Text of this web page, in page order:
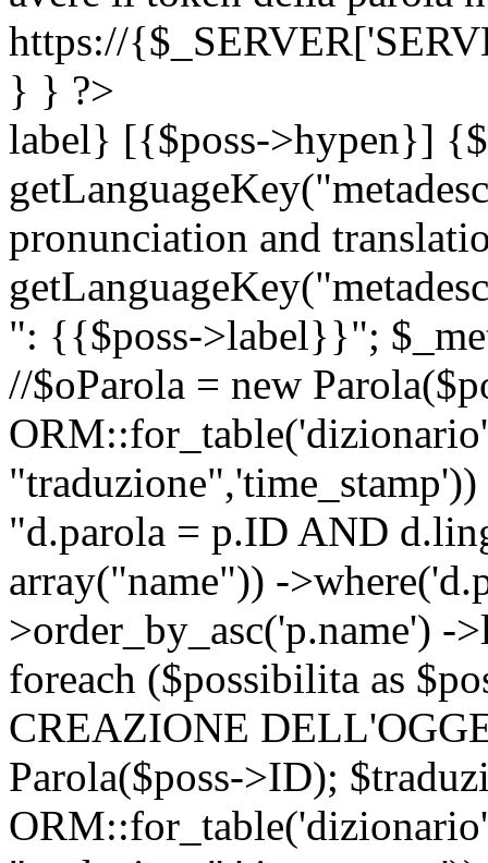
https://
} } ?>
label} [{$poss->hypen}]
pronunciation and
": {{$poss->label}}";
//$oParola = new
"d.parola = p.ID AND
array("name")) -
>order_by_asc('p.name')
foreach ($possibilita as
CREAZIONE
Parola($poss->ID);